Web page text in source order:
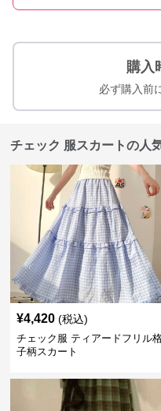
購入
必ず購入前
チェック 服スカートの人
¥4,420 (税込)
チェック服 ティアードフリル
子柄スカート